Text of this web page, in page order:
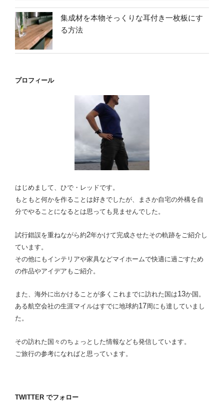
集成材を本物そっくりな耳付き一枚板にす
る方法
プロフィール
はじめまして、ひで・レッドです。
もともと何かを作ることは好きでしたが、
まさか自宅の外構を自
分でやることになるとは思っても見ませんでした。
試行錯誤を重ねながら約2年かけて完成させたその軌跡をご紹介し
ています。
その他にもインテリアや家具などマイホームで快適に過ごすため
の作品やアイデアもご紹介。
また、海外に出かけることが多くこれまでに訪れた国は13か国。
ある航空会社の生涯マイルはすでに地球約17周にも達していまし
た。
その訪れた国々のちょっとした情報なども発信しています。
ご旅行の参考になればと思っています。
TWITTER でフォロー